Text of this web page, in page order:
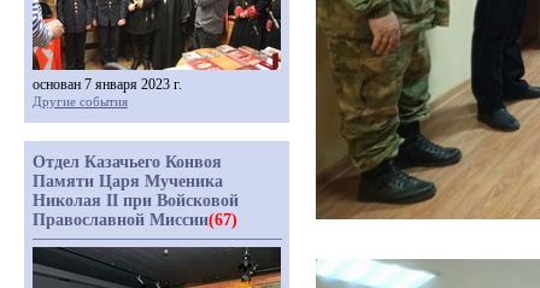
основан 7 января 2023 г.
Другие события
Отдел Казачьего Конвоя
Памяти Царя Мученика
Николая II при Войсковой
Православной Миссии(67)